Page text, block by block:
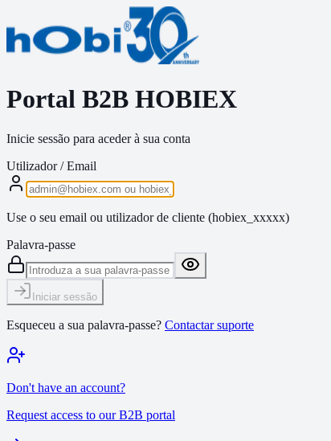
Portal B2B HOBIEX
Inicie sessão para aceder à sua conta
Utilizador / Email
Use o seu email ou utilizador de cliente (hobiex_xxxxx)
Palavra-passe
Iniciar sessão
Esqueceu a sua palavra-passe? Contactar suporte
Don't have an account?
Request access to our B2B portal